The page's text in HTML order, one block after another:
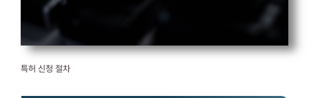
특허 신청 절차